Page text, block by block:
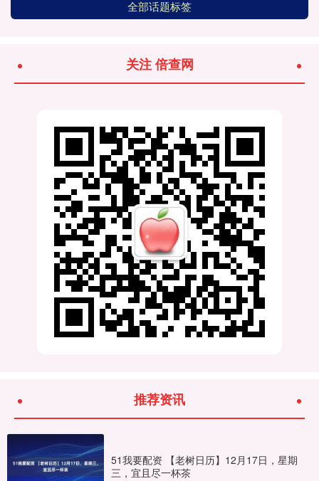
全部话题标签
关注 倍查网
推荐资讯
51我要配资 【老树日历】12月17日，星期
三，宜且尽一杯茶